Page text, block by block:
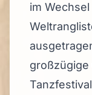
im
großzügige